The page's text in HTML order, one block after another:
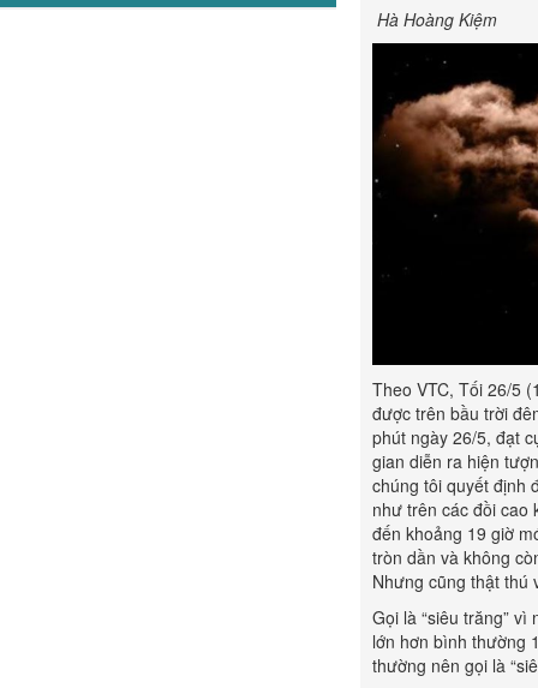
Hà Hoàng Kiệm
Theo VTC, Tối 26/5
được trên bầu trời
phút ngày 26/5, đạt
gian diễn ra hiện
chúng tôi quyết định
như trên các đồi cao
đến khoảng 19 giờ
tròn dần và không
Nhưng cũng thật thú
Gọi là “siêu trăng”
lớn hơn bình thường
thường nên gọi là